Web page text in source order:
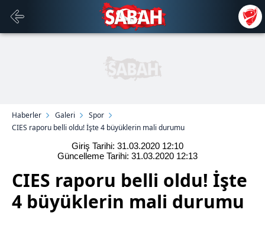
Haberler Galeri
Spor
CIES raporu belli oldu! İşte 4 büyüklerin mali durumu
Giriş Tarihi: 31.03.2020 12:10
Güncelleme Tarihi: 31.03.2020 12:13
CIES raporu belli oldu! İşte
4 büyüklerin mali durumu